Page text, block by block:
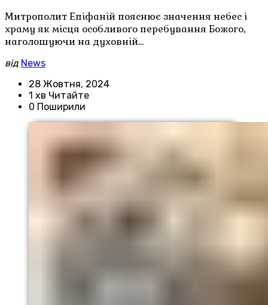
Митрополит Епіфаній пояснює значення небес і
храму як місця особливого перебування Божого,
наголошуючи на духовній…
від News
28 Жовтня, 2024
1 хв Читайте
0 Поширили